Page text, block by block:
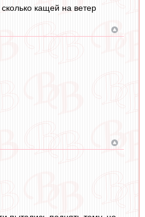
кащей на ветер